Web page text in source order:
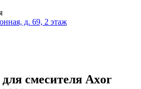
д. 69, 2 этаж
смесителя Axor